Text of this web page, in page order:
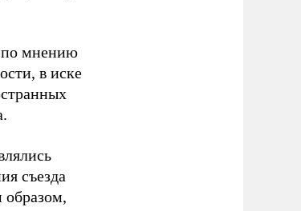
по мнению
в иске
съезда
образом,